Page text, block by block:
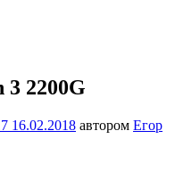
3 2200G
16.02.2018 автором Егор